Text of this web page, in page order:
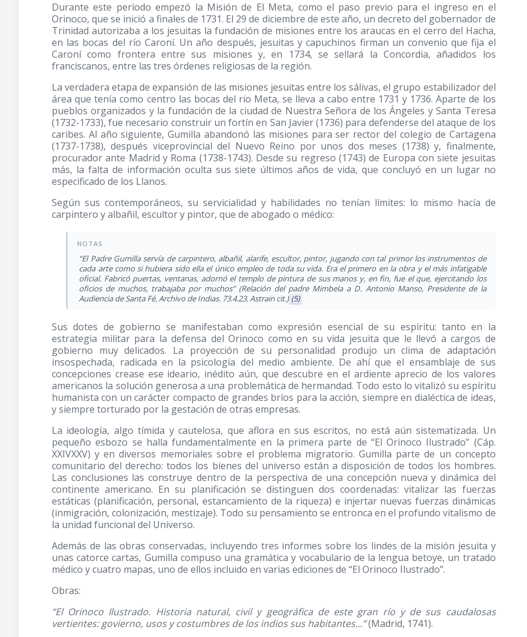
Durante este período empezó la Misión de El Meta, como el paso previo para el ingreso en el
Orinoco, que se inició a finales de 1731. El 29 de diciembre de este año, un decreto del gobernador de
Trinidad autorizaba a los jesuitas la fundación de misiones entre los araucas en el cerro del Hacha,
en las bocas del río Caroní. Un año después, jesuitas y capuchinos firman un convenio que fija el
Caroní como frontera entre sus misiones y, en 1734, se sellará la Concordia, añadidos los
franciscanos, entre las tres órdenes religiosas de la región.
La verdadera etapa de expansión de las misiones jesuitas entre los sálivas, el grupo estabilizador del
área que tenía como centro las bocas del río Meta, se lleva a cabo entre 1731 y 1736. Aparte de los
pueblos organizados y la fundación de la ciudad de Nuestra Señora de los Ángeles y Santa Teresa
(1732-1733), fue necesario construir un fortín en San Javier(1736) para defenderse del ataque de los
caribes. Al año siguiente, Gumilla abandonó las misiones para ser rector del colegio de Cartagena
(1737-1738), después viceprovincial del Nuevo Reino por unos dos meses (1738) y, finalmente,
procurador ante Madrid y Roma (1738-1743). Desde su regreso (1743) de Europa con siete jesuitas
más, la falta de información oculta sus siete últimos años de vida, que concluyó en un lugar no
especificado de los Llanos.
Según sus contemporáneos, su servicialidad y habilidades no tenían límites: lo mismo hacía de
carpintero y albañil, escultor y pintor, que de abogado o médico:
“El Padre Gumilla servía de carpintero, albañil, alarife, escultor, pintor, jugando con tal primor los instrumentos de
cada arte como si hubiera sido ella el único empleo de toda su vida. Era el primero en la obra y el más infatigable
oficial. Fabricó puertas, ventanas, adornó el templo de pintura de sus manos y, en fin, fue el que, ejercitando los
oficios de muchos, trabajaba por muchos” (Relación del padre Mimbela a D. Antonio Manso, Presidente de la
Audiencia de Santa Fé, Archivo de Indias. 73.4.23. Astrain cit.) (5)
Sus dotes de gobierno se manifestaban como expresión esencial de su espíritu: tanto en la
estrategia militar para la defensa del Orinoco como en su vida jesuita que le llevó a cargos de
gobierno muy delicados. La proyección de su personalidad produjo un clima de adaptación
insospechada, radicada en la psicología del medio ambiente. De ahí que el ensamblaje de sus
concepciones crease ese ideario, inédito aún, que descubre en el ardiente aprecio de los valores
americanos la solución generosa a una problemática de hermandad. Todo esto lo vitalizó su espíritu
humanista con un carácter compacto de grandes bríos para la acción, siempre en dialéctica de ideas,
y siempre torturado por la gestación de otras empresas.
La ideología, algo tímida y cautelosa, que aflora en sus escritos, no está aún sistematizada. Un
pequeño esbozo se halla fundamentalmente en la primera parte de “El Orinoco Ilustrado” (Cáp.
XXIVXXV) y en diversos memoriales sobre el problema migratorio. Gumilla parte de un concepto
comunitario del derecho: todos los bienes del universo están a disposición de todos los hombres.
Las conclusiones las construye dentro de la perspectiva de una concepción nueva y dinámica del
continente americano. En su planificación se distinguen dos coordenadas: vitalizar las fuerzas
estáticas (planificación, personal, estancamiento de la riqueza) e injertar nuevas fuerzas dinámicas
(inmigración, colonización, mestizaje). Todo su pensamiento se entronca en el profundo vitalismo de
la unidad funcional del Universo.
Además de las obras conservadas, incluyendo tres informes sobre los lindes de la misión jesuita y
unas catorce cartas, Gumilla compuso una gramática y vocabulario de la lengua betoye, un tratado
médico y cuatro mapas, uno de ellos incluido en varias ediciones de “El Orinoco Ilustrado”.
Obras:
“El Orinoco Ilustrado. Historia natural, civil y geográfica de este gran río y de sus caudalosas
vertientes: govierno, usos y costumbres de los indios sus habitantes...”(Madrid, 1741).